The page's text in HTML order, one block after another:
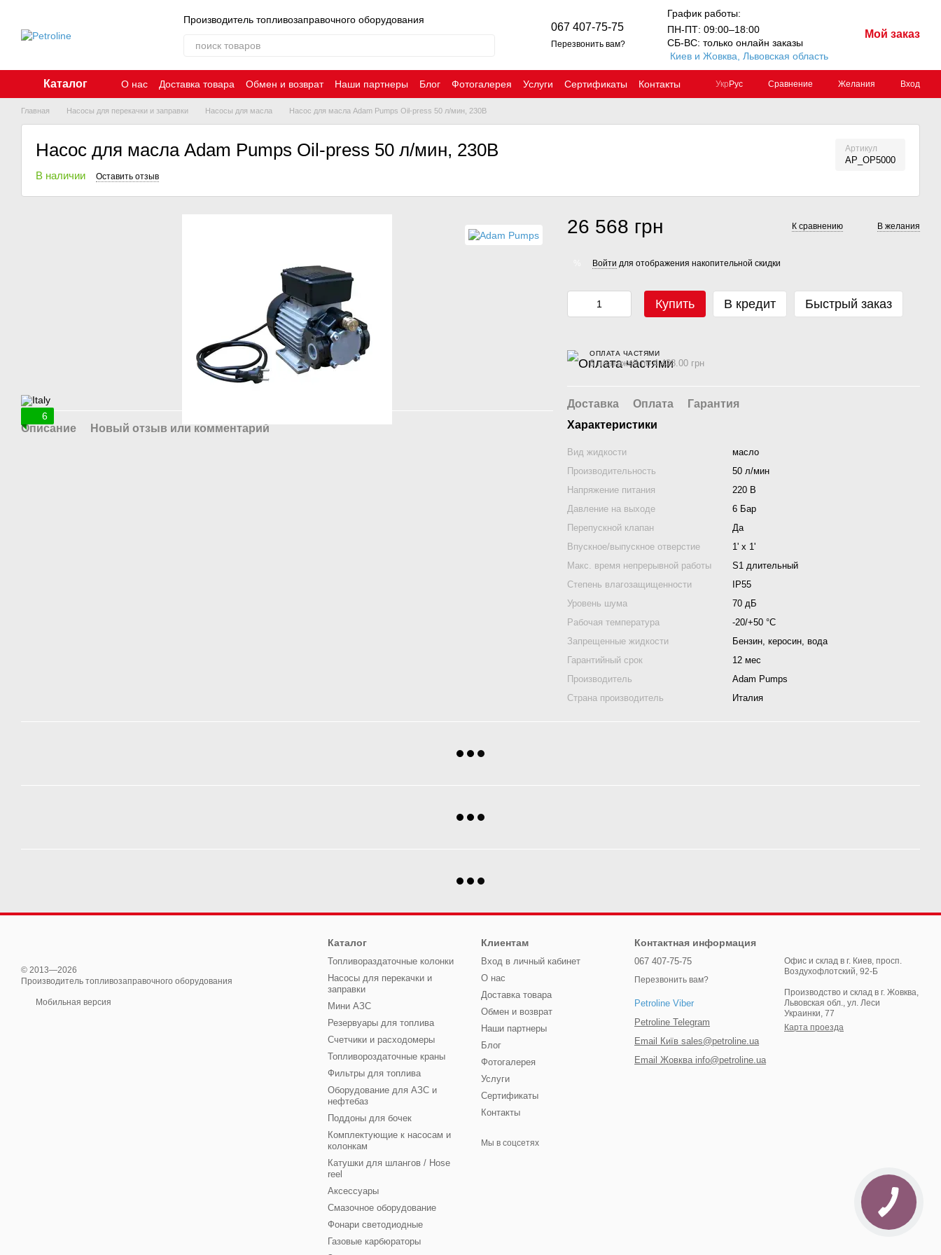
Производитель топливозаправочного оборудования
067 407-75-75
Перезвонить вам?
График работы:
ПН-ПТ: 09:00–18:00
СБ-ВС: только онлайн заказы
Киев и Жовква, Львовская область
Мой заказ
Каталог О нас Доставка товара Обмен и возврат Наши партнеры Блог Фотогалерея Услуги Сертификаты Контакты Укр Рус Сравнение Желания Вход
Главная Насосы для перекачки и заправки Насосы для масла Насос для масла Adam Pumps Oil-press 50 л/мин, 230В
Насос для масла Adam Pumps Oil-press 50 л/мин, 230В Артикул
AP_ОР5000
В наличии Оставить отзыв
6
Описание Новый отзыв или комментарий
26 568 грн К сравнению В желания
Войти для отображения накопительной скидки
Купить В кредит Быстрый заказ
ОПЛАТА ЧАСТЯМИ
6 платежей по 4 428.00 грн
Доставка Оплата
Гарантия
Характеристики
Вид жидкости
масло
Производительность
50 л/мин
Напряжение питания
220 В
Давление на выходе
6 Бар
Перепускной клапан
Да
Впускное/выпускное отверстие
1' x 1'
Макс. время непрерывной работы
S1 длительный
Степень влагозащищенности
IP55
Уровень шума
70 дБ
Рабочая температура
-20/+50 °С
Запрещенные жидкости
Бензин, керосин, вода
Гарантийный срок
12 мес
Производитель
Adam Pumps
Страна производитель
Италия
© 2013—2026
Производитель топливозаправочного оборудования
Мобильная версия
Каталог
Топливораздаточные колонки
Насосы для перекачки и
заправки
Мини АЗС
Резервуары для топлива
Счетчики и расходомеры
Топливороздаточные краны
Фильтры для топлива
Оборудование для АЗС и
нефтебаз
Поддоны для бочек
Комплектующие к насосам и
колонкам
Катушки для шлангов / Hose
reel
Аксессуары
Смазочное оборудование
Фонари светодиодные
Газовые карбюраторы
Клиентам
Вход в личный кабинет
О нас
Доставка товара
Обмен и возврат
Наши партнеры
Блог
Фотогалерея
Услуги
Сертификаты
Контакты
Мы в соцсетях
Контактная информация
067 407-75-75
Перезвонить вам?
Petroline Viber
Petroline Telegram
Email Київ sales@petroline.ua
Email Жовква info@petroline.ua
Офис и склад в г. Киев, просп.
Воздухофлотский, 92-Б
Производство и склад в г. Жовква,
Львовская обл., ул. Леси
Украинки, 77
Карта проезда